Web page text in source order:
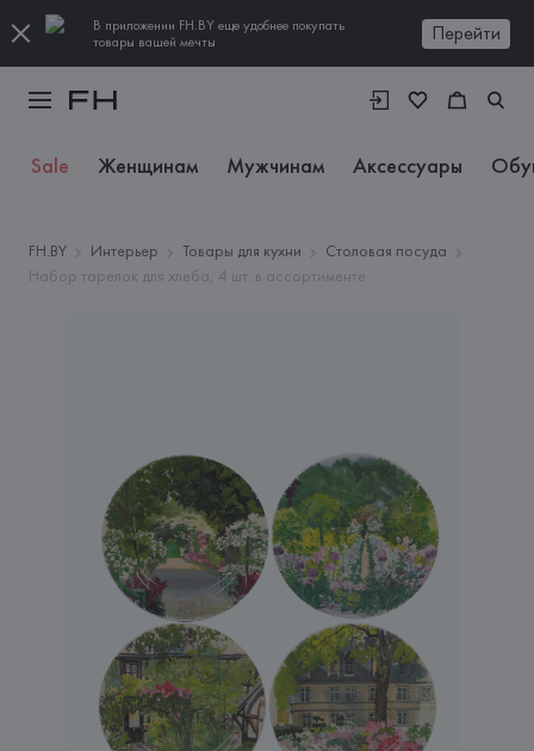
В приложении FH.BY еще удобнее покупать
товары вашей мечты
Перейти
Sale Женщинам Мужчинам Аксессуары
FH.BY Интерьер Товары для кухни
Столовая посуда
Набор тарелок для хлеба, 4 шт. в ассортименте